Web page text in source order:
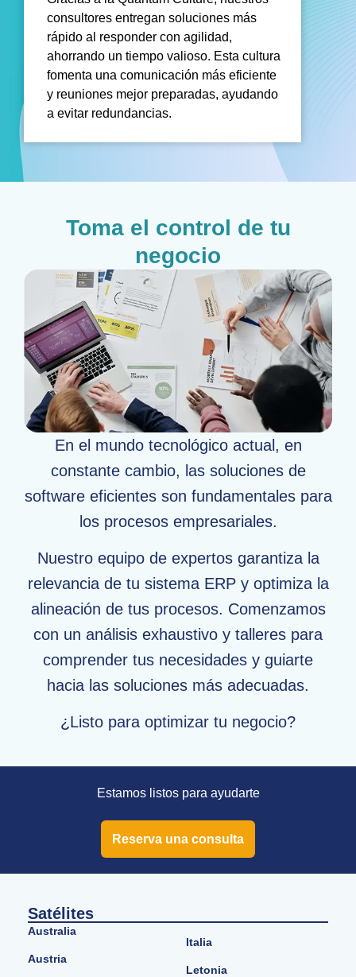
consultores entregan soluciones más
rápido al responder con agilidad,
ahorrando un tiempo valioso. Esta cultura
fomenta una comunicación más eficiente
y reuniones mejor preparadas, ayudando
a evitar redundancias.
Toma el control de tu
negocio
En el mundo tecnológico actual, en
constante cambio, las soluciones de
software eficientes son fundamentales para
los procesos empresariales.
Nuestro equipo de expertos garantiza la
relevancia de tu sistema ERP y optimiza la
alineación de tus procesos. Comenzamos
con un análisis exhaustivo y talleres para
comprender tus necesidades y guiarte
hacia las soluciones más adecuadas.
¿Listo para optimizar tu negocio?
Estamos listos para ayudarte
Reserva una consulta
Satélites
Australia
Austria
Italia
Letonia